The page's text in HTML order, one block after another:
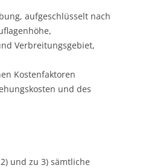
aufgeschlüsselt nach
Verbreitungsgebiet,
Kostenfaktoren
und des
und zu 3) sämtliche